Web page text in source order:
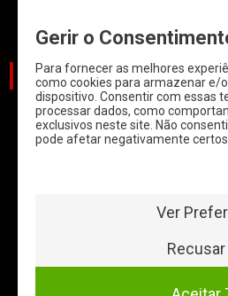
CATEGORIAS
CARROS
CARROS COM
Gerir o
Para fornecer as melhores
como cookies para armazenar e/
dispositivo. Consentir com essas
processar dados, como
exclusivos neste site. Não
pode afetar negativamente certos
Ver